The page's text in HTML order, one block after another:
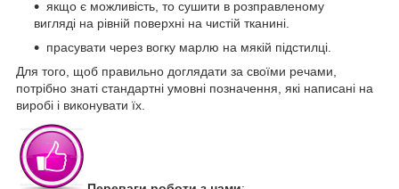
якщо є можливість, то сушити в розправленому
вигляді на рівній поверхні на чистій тканині.
прасувати через вогку марлю на мякій підстилці.
Для того, щоб правильно доглядати за своїми речами,
потрібно знаті стандартні умовні позначення, які написані на
виробі і виконувати їх.